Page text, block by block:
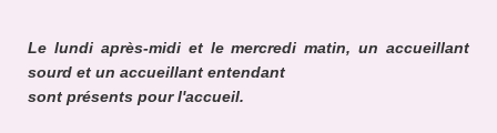
Le lundi après-midi et le mercredi matin, un accueillant
sourd et un accueillant entendant
sont présents pour l'accueil.